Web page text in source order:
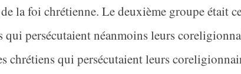
la foi chrétienne. Le deuxième groupe était
persécutaient néanmoins leurs
chrétiens qui persécutaient leurs